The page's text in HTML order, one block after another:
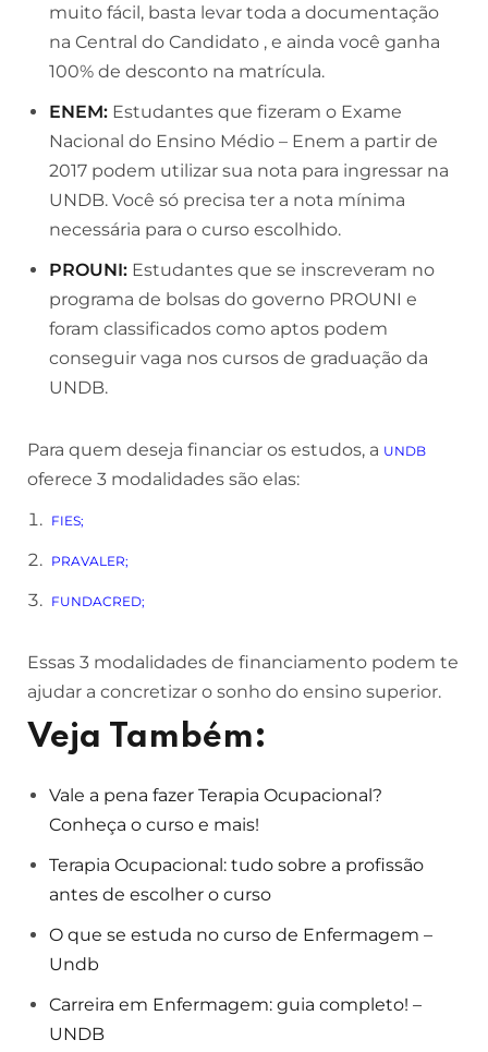
muito fácil, basta levar toda a documentação
na Central do Candidato , e ainda você ganha
100% de desconto na matrícula.
ENEM: Estudantes que fizeram o Exame
Nacional do Ensino Médio – Enem a partir de
2017 podem utilizar sua nota para ingressar na
UNDB. Você só precisa ter a nota mínima
necessária para o curso escolhido.
PROUNI: Estudantes que se inscreveram no
programa de bolsas do governo PROUNI e
foram classificados como aptos podem
conseguir vaga nos cursos de graduação da
UNDB.
Para quem deseja financiar os estudos, a UNDB
oferece 3 modalidades são elas:
FIES;
PRAVALER;
FUNDACRED;
Essas 3 modalidades de financiamento podem te
ajudar a concretizar o sonho do ensino superior.
Veja Também:
Vale a pena fazer Terapia Ocupacional?
Conheça o curso e mais!
Terapia Ocupacional: tudo sobre a profissão
antes de escolher o curso
O que se estuda no curso de Enfermagem –
Undb
Carreira em Enfermagem: guia completo! –
UNDB